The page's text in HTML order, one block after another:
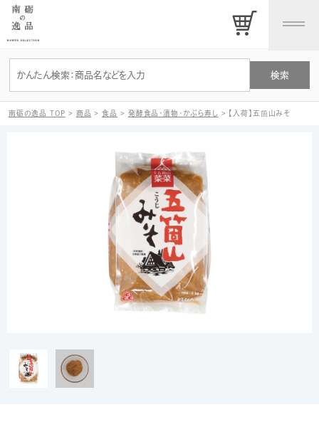
南砺の逸品 TOP > 商品 >食品 > 発酵食品・漬物・かぶら寿し > 【入荷】五箇山みそ